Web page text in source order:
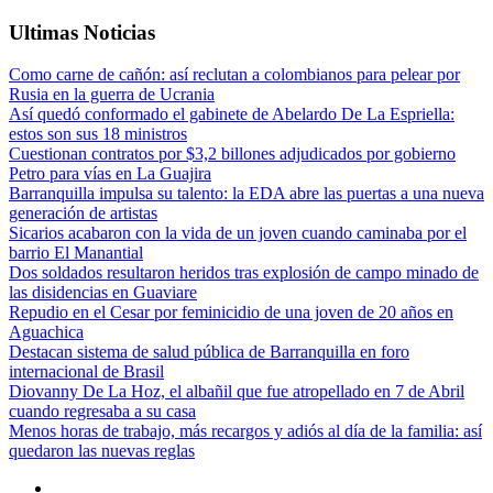
Ultimas Noticias
Como carne de cañón: así reclutan a colombianos para pelear por
Rusia en la guerra de Ucrania
Así quedó conformado el gabinete de Abelardo De La Espriella:
estos son sus 18 ministros
Cuestionan contratos por $3,2 billones adjudicados por gobierno
Petro para vías en La Guajira
Barranquilla impulsa su talento: la EDA abre las puertas a una nueva
generación de artistas
Sicarios acabaron con la vida de un joven cuando caminaba por el
barrio El Manantial
Dos soldados resultaron heridos tras explosión de campo minado de
las disidencias en Guaviare
Repudio en el Cesar por feminicidio de una joven de 20 años en
Aguachica
Destacan sistema de salud pública de Barranquilla en foro
internacional de Brasil
Diovanny De La Hoz, el albañil que fue atropellado en 7 de Abril
cuando regresaba a su casa
Menos horas de trabajo, más recargos y adiós al día de la familia: así
quedaron las nuevas reglas